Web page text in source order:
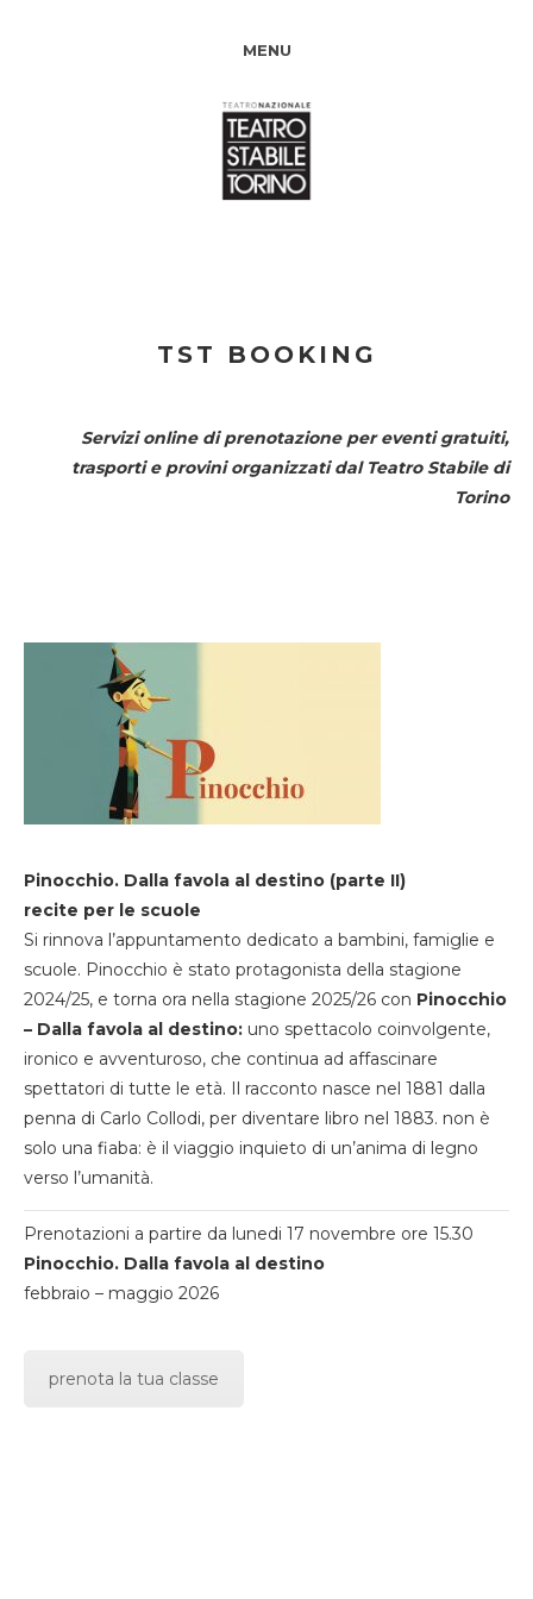
MENU
TST BOOKING
Servizi online di prenotazione per eventi gratuiti,
trasporti e provini organizzati dal Teatro Stabile di
Torino
Pinocchio. Dalla favola al destino (parte II)
recite per le scuole
Si rinnova l’appuntamento dedicato a bambini, famiglie e
scuole. Pinocchio è stato protagonista della stagione
2024/25, e torna ora nella stagione 2025/26 con Pinocchio
– Dalla favola al destino: uno spettacolo coinvolgente,
ironico e avventuroso, che continua ad affascinare
spettatori di tutte le età. Il racconto nasce nel 1881 dalla
penna di Carlo Collodi, per diventare libro nel 1883. non è
solo una fiaba: è il viaggio inquieto di un’anima di legno
verso l’umanità.
Prenotazioni a partire da lunedi 17 novembre ore 15.30
Pinocchio. Dalla favola al destino
febbraio – maggio 2026
prenota la tua classe